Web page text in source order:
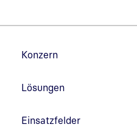
Konzern
Lösungen
Einsatzfelder